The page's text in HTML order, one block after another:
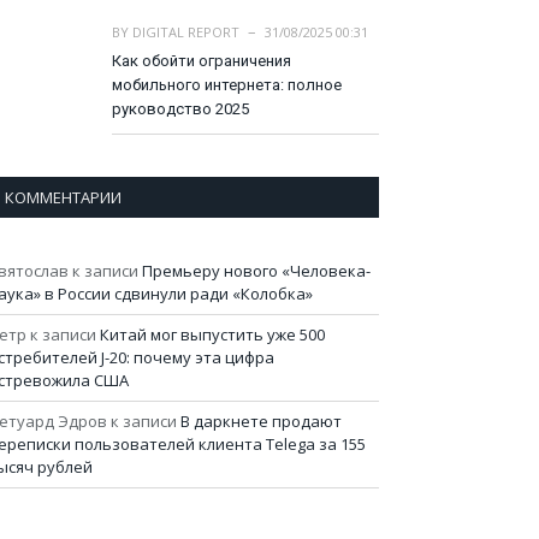
BY DIGITAL REPORT
31/08/2025 00:31
Как обойти ограничения
мобильного интернета: полное
руководство 2025
КОММЕНТАРИИ
к записи Премьеру нового «Человека-
в России сдвинули ради «Колобка»
к записи Китай мог выпустить уже 500
J-20: почему эта цифра
США
Эдров к записи В даркнете продают
пользователей клиента Telega за 155
рублей